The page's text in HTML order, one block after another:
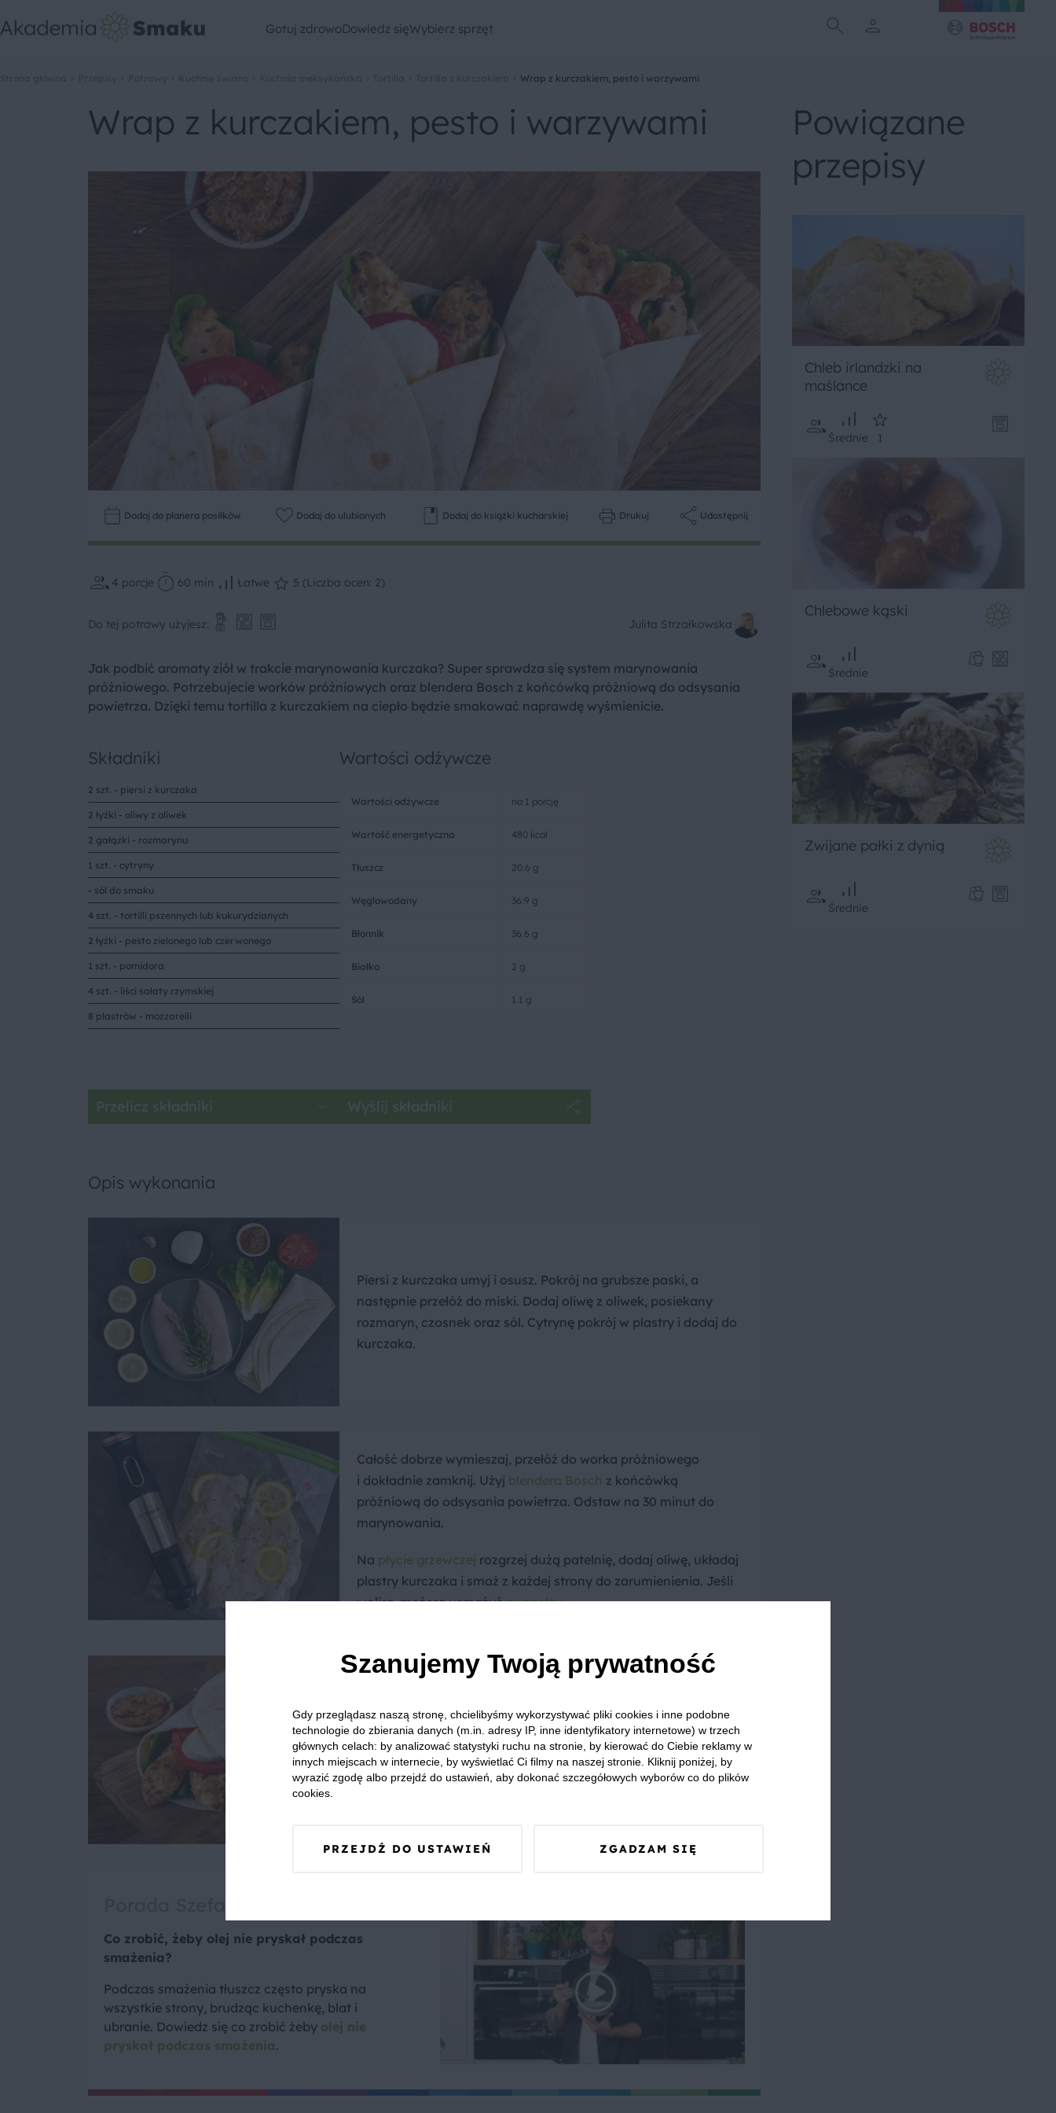
Gotuj zdrowoDowiedz sięWybierz sprzęt
Wrap z kurczakiem, pesto i warzywami
Wrap z kurczakiem, pesto i warzywami
Dodaj do planera posiłków Dodaj do ulubionych Dodaj do książki kucharskiej Drukuj Udostępnij
4 porcje 60 min Łatwe 5 (Liczba ocen: 2)
Do tej potrawy użyjesz: Julita Strzałkowska
Jak podbić aromaty ziół w trakcie marynowania kurczaka? Super sprawdza się system marynowania
próżniowego. Potrzebujecie worków próżniowych oraz blendera Bosch z końcówką próżniową do odsysania
powietrza. Dzięki temu tortilla z kurczakiem na ciepło będzie smakować naprawdę wyśmienicie.
Składniki
2 szt. - piersi z kurczaka
2 łyżki - oliwy z oliwek
2 gałązki - rozmarynu
1 szt. - cytryny
- sól do smaku
4 szt. - tortilli pszennych lub kukurydzianych
2 łyżki - pesto zielonego lub czerwonego
1 szt. - pomidora
4 szt. - liści sałaty rzymskiej
8 plastrów - mozzarelli
Wartości odżywcze
Wartości odżywcze na 1 porcję
Wartość energetyczna 480 kcal
Tłuszcz 20.6 g
Węglowodany 36.9 g
Błonnik 36.6 g
Białko 2 g
Sól 1.1 g
Przelicz składniki Wyślij składniki
Opis wykonania
Piersi z kurczaka umyj i osusz. Pokrój na grubsze paski, a
następnie przełóż do miski. Dodaj oliwę z oliwek, posiekany
rozmaryn, czosnek oraz sól. Cytrynę pokrój w plastry i dodaj do
kurczaka.
Całość dobrze wymieszaj, przełóż do worka próżniowego
i dokładnie zamknij. Użyj blendera Bosch z końcówką
próżniową do odsysania powietrza. Odstaw na 30 minut do
marynowania.
Na płycie grzewczej rozgrzej dużą patelnię, dodaj oliwę, układaj
plastry kurczaka i smaż z każdej strony do zarumienienia. Jeśli
wolisz, możesz usmażyćnuggetsy.
pomidora, mozzarellę oraz kawałki kurczaka. Zwiń i podawaj
domowe tortille z kurczakiem na zimno lub na ciepło.
Jeśli wolisz wersję na ciepło, zapiecz całość w piekarniku, sałata
Co zrobić, żeby olej nie pryskał podczas
smażenia?
Podczas smażenia tłuszcz często pryska na
wszystkie strony, brudząc kuchenkę, blat i
ubranie. Dowiedz się co zrobić żeby olej nie
pryskał podczas smażenia.
Powiązane
przepisy
Chleb irlandzki na
maślance
Średnie 1
Chlebowe kąski
Średnie
Zwijane pałki z dynią
Średnie
Szanujemy Twoją prywatność
Gdy przeglądasz naszą stronę, chcielibyśmy wykorzystywać pliki cookies i inne podobne
technologie do zbierania danych (m.in. adresy IP, inne identyfikatory internetowe) w trzech
głównych celach: by analizować statystyki ruchu na stronie, by kierować do Ciebie reklamy w
innych miejscach w internecie, by wyświetlać Ci filmy na naszej stronie. Kliknij poniżej, by
wyrazić zgodę albo przejdź do ustawień, aby dokonać szczegółowych wyborów co do plików
cookies.
PRZEJDŹ DO USTAWIEŃ ZGADZAM SIĘ